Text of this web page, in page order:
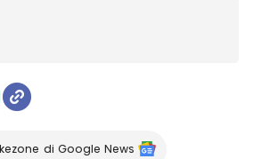
di Google News